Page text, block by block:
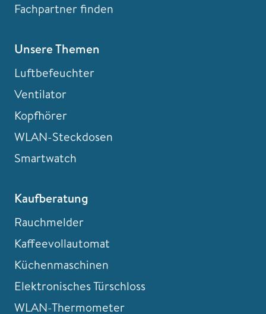
Fachpartner finden
Unsere Themen
Luftbefeuchter
Ventilator
Kopfhörer
WLAN-Steckdosen
Smartwatch
Kaufberatung
Rauchmelder
Kaffeevollautomat
Küchenmaschinen
Elektronisches Türschloss
WLAN-Thermometer